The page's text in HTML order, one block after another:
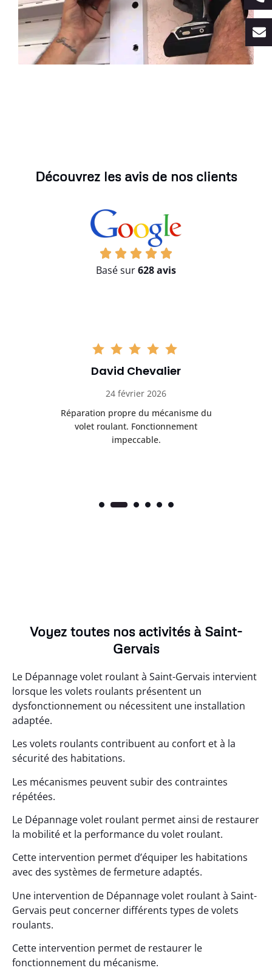
Découvrez les avis de nos clients
Basé sur628 avis
David Chevalier
24 février 2026
Réparation propre du mécanisme du
volet roulant. Fonctionnement
impeccable.
Voyez toutes nos activités à Saint-
Gervais
Le Dépannage volet roulant à Saint-Gervais intervient
lorsque les volets roulants présentent un
dysfonctionnement ou nécessitent une installation
adaptée.
Les volets roulants contribuent au confort et à la
sécurité des habitations.
Les mécanismes peuvent subir des contraintes
répétées.
Le Dépannage volet roulant permet ainsi de restaurer
la mobilité et la performance du volet roulant.
Cette intervention permet d’équiper les habitations
avec des systèmes de fermeture adaptés.
Une intervention de Dépannage volet roulant à Saint-
Gervais peut concerner différents types de volets
roulants.
Cette intervention permet de restaurer le
fonctionnement du mécanisme.